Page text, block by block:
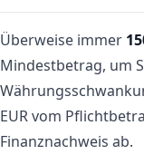
Überweise immer
Mindestbetrag, um
EUR vom
Finanznachweis ab.